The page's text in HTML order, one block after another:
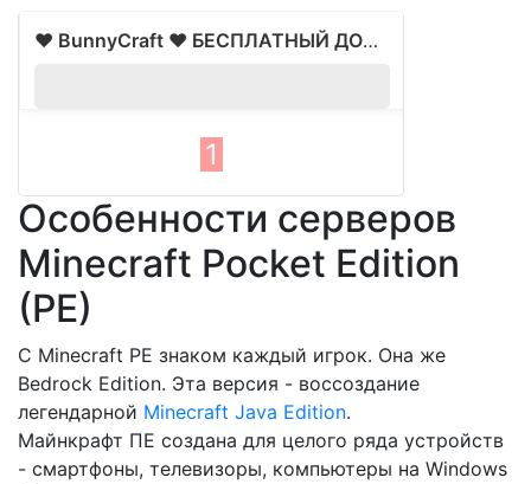
❤️ BunnyCraft ❤️ БЕСПЛАТНЫЙ ДОНАТ! ✨ 1.1.x-1.14.x сервер Майнкрафт
1
Особенности серверов
Minecraft Pocket Edition
(PE)
С Minecraft PE знаком каждый игрок. Она же
Bedrock Edition. Эта версия - воссоздание
легендарной Minecraft Java Edition.
Майнкрафт ПЕ создана для целого ряда устройств
- смартфоны, телевизоры, компьютеры на Windows